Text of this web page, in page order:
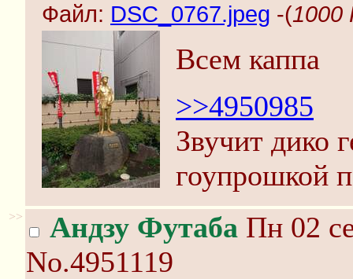
Файл: DSC_0767.jpeg -(1000
Всем каппа
>>4950985
Звучит дико
гоупрошкой
>> Андзу Футаба Пн 02
No.4951119